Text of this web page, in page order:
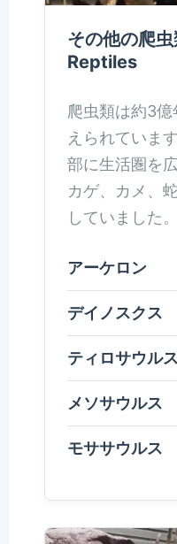
その他の爬
Reptiles
爬虫類は約3
えられていま
部に生活圏を
カゲ、カメ、
していました。
アーケロン
デイノスクス
ティロサウルス
メソサウルス
モササウルス